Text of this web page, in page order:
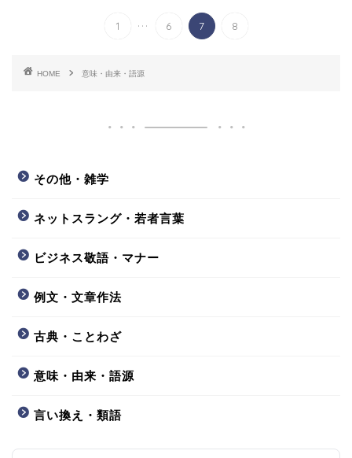
1 ... 6 7 8
HOME 意味・由来・語源
その他・雑学
ネットスラング・若者言葉
ビジネス敬語・マナー
例文・文章作法
古典・ことわざ
意味・由来・語源
言い換え・類語